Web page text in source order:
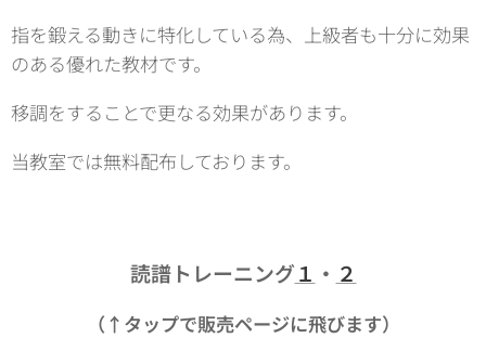
指を鍛える動きに特化している為、上級者も十分に効果
のある優れた教材です。
移調をすることで更なる効果があります。
当教室では無料配布しております。
読譜トレーニング１ ・ ２
（↑タップで販売ページに飛びます）